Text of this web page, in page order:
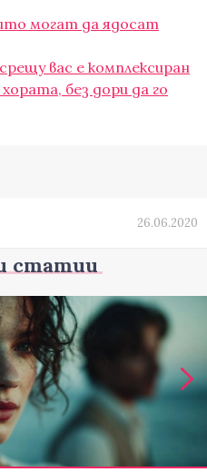
могат да ядосат
вас е комплексиран
без дори да го
26.06.2020
статии